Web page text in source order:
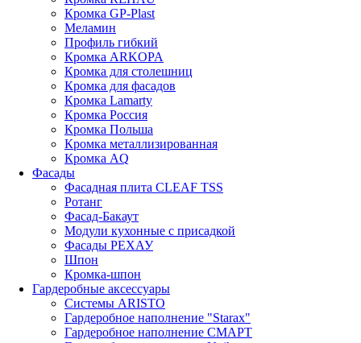
Кромка GP-Plast
Меламин
Профиль гибкий
Кромка ARKOPA
Кромка для столешниц
Кромка для фасадов
Кромка Lamarty
Кромка Россия
Кромка Польша
Кромка металлизированная
Кромка AQ
Фасады
Фасадная плита CLEAF TSS
Ротанг
Фасад-Бакаут
Модули кухонные с присадкой
Фасады РЕХАУ
Шпон
Кромка-шпон
Гардеробные аксессуары
Системы ARISTO
Гардеробное наполнение "Starax"
Гардеробное наполнение СМАРТ